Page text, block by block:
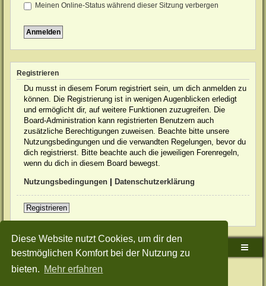
Diese Website nutzt Cookies, um dir den
bestmöglichen Komfort bei der Nutzung zu
bieten. Mehr erfahren
Meinen Online-Status während dieser Sitzung verbergen
Registrieren
Du musst in diesem Forum registriert sein, um dich anmelden zu
können. Die Registrierung ist in wenigen Augenblicken erledigt
und ermöglicht dir, auf weitere Funktionen zuzugreifen. Die
Board-Administration kann registrierten Benutzern auch
zusätzliche Berechtigungen zuweisen. Beachte bitte unsere
Nutzungsbedingungen und die verwandten Regelungen, bevor du
dich registrierst. Bitte beachte auch die jeweiligen Forenregeln,
wenn du dich in diesem Board bewegst.
Nutzungsbedingungen Datenschutzerklärung
Registrieren
Sudden-Strike-Maps.de Hauptseite Foren-Übersicht
Powered byphpBB® Forum Software © phpBB Limited